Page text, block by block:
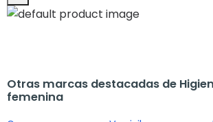
Otras marcas destacadas de
femenina